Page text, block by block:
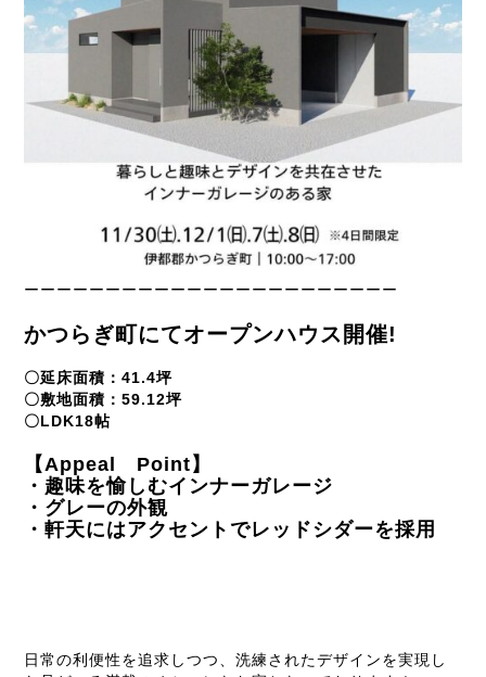
ーーーーーーーーーーーーーーーーーーーーーーー
かつらぎ町にてオープンハウス開催!
〇延床面積：41.4坪
〇敷地面積：59.12坪
〇LDK18帖
【Appeal Point】
・趣味を愉しむインナーガレージ
・グレーの外観
・軒天にはアクセントでレッドシダーを採用
日常の利便性を追求しつつ、洗練されたデザインを実現し